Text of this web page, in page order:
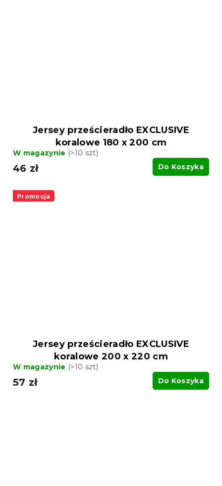
Jersey prześcieradło EXCLUSIVE
koralowe 180 x 200 cm
W magazynie (>10 szt)
46 zł Do Koszyka
Promocja
Jersey prześcieradło EXCLUSIVE
koralowe 200 x 220 cm
W magazynie (>10 szt)
57 zł Do Koszyka